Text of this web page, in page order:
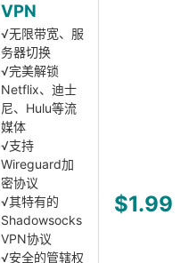
VPN
√无限带宽、服
务器切换
√完美解锁
Netflix、迪士
尼、Hulu等流
媒体
√支持
Wireguard加
密协议
√其特有的
Shadowsocks
VPN协议
√安全的管辖权
$1.99